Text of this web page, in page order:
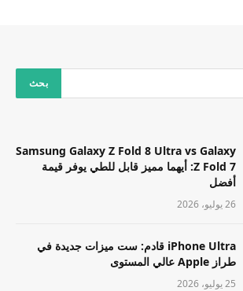
Samsung Galaxy Z Fold 8 Ultra vs Galaxy
Z Fold 7: أيهما مميز قابل للطي يوفر قيمة
أفضل
26 يوليو، 2026
iPhone Ultra قادم: ست ميزات جديدة في
طراز Apple عالي المستوى
25 يوليو، 2026